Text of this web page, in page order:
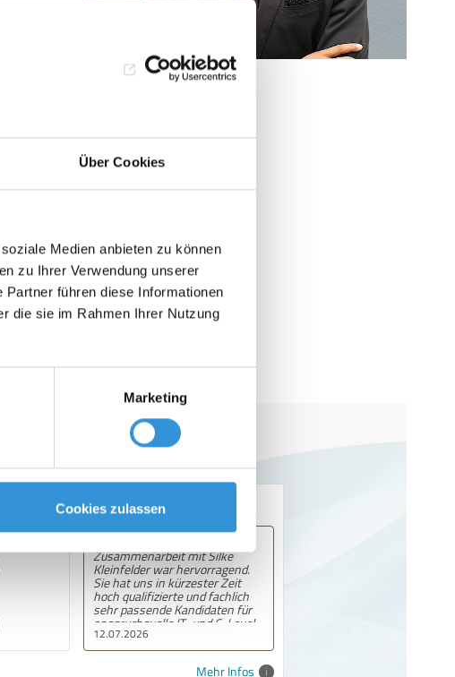
Über Cookies
Medien anbieten zu können
zu Ihrer Verwendung unserer
führen diese Informationen
die sie im Rahmen Ihrer Nutzung
Marketing
Cookies zulassen
14.04.2026
Kleinfelder als eine äußerst
freundliche, kompetente und
gleichzeitig angenehm
entspannte Ansprechpartnerin
kennengelernt. In unseren
Gesprächen konnte ich meine
aktuelle berufliche Situation
intensiv reflektieren und habe
dabei wertvolle, fundierteMehr Infos